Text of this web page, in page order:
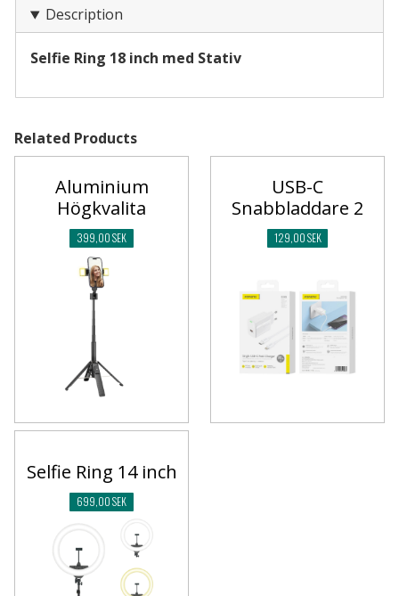
Description
Selfie Ring 18 inch med Stativ
Related Products
Aluminium
Högkvalita
399,00 SEK
USB-C
Snabbladdare 2
129,00 SEK
Selfie Ring 14 inch
699,00 SEK